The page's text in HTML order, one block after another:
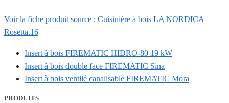
Voir la fiche produit source : Cuisinière à bois LA NORDICA
Rosetta.16
Insert à bois FIREMATIC HIDRO-80 19 kW
Insert à bois double face FIREMATIC Sina
Insert à bois ventilé canalisable FIREMATIC Mora
PRODUITS